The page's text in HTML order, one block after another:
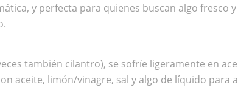
y perfecta para quienes buscan algo
también cilantro), se sofríe ligeramente en
aceite, limón/vinagre, sal y algo de líquido para